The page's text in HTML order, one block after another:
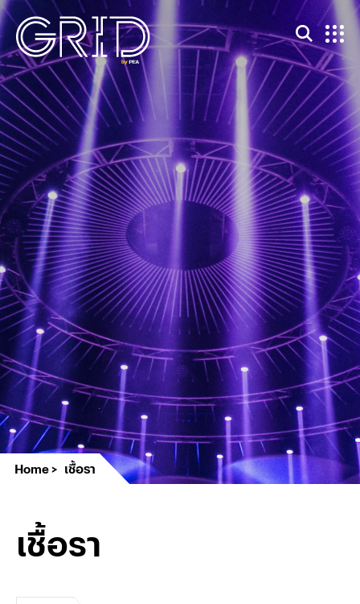
Home เชื้อรา
เชื้อรา